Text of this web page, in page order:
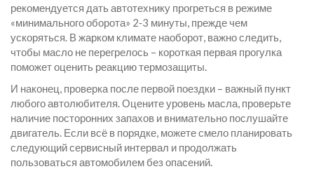
рекомендуется дать автотехнику прогреться в режиме
«минимального оборота» 2‑3 минуты, прежде чем
ускоряться. В жарком климате наоборот, важно следить,
чтобы масло не перегрелось – короткая первая прогулка
поможет оценить реакцию термозащиты.
И наконец, проверка после первой поездки – важный пункт
любого автолюбителя. Оцените уровень масла, проверьте
наличие посторонних запахов и внимательно послушайте
двигатель. Если всё в порядке, можете смело планировать
следующий сервисный интервал и продолжать
пользоваться автомобилем без опасений.